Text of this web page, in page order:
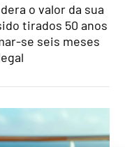
o valor da sua
tirados 50 anos
se seis meses